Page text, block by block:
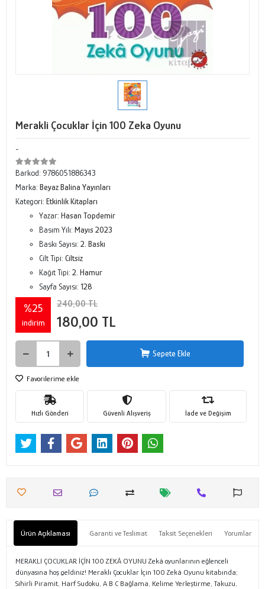
Merakli Çocuklar İçin 100 Zeka Oyunu
-
Barkod: 9786051886343
Marka: Beyaz Balina Yayınları
Kategori: Etkinlik Kitapları
Yazar: Hasan Topdemir
Basım Yılı: Mayıs 2023
Baskı Sayısı: 2. Baskı
Cilt Tipi: Ciltsiz
Kağıt Tipi: 2. Hamur
Sayfa Sayısı: 128
%25
indirim
240,00 TL
180,00 TL
Sepete Ekle
Favorilerime ekle
Hızlı Gönderi Güvenli Alışveriş İade ve Değişim
Ürün Açıklaması Garanti ve Teslimat Taksit Seçenekleri Yorumlar
MERAKLI ÇOCUKLAR İÇİN 100 ZEKÂ OYUNU Zekâ oyunlarının eğlenceli
dünyasına hoş geldiniz! Meraklı Çocuklar İçin 100 Zekâ Oyunu kitabında;
Sihirli Piramit, Harf Sudoku, A B C Bağlama, Kelime Yerleştirme, Takuzu,